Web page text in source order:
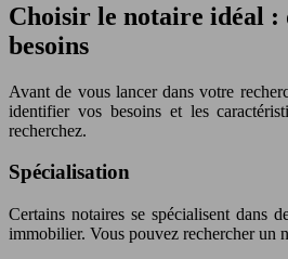
Choisir le notaire idéal :
besoins
Avant de vous lancer dans votre
identifier vos besoins et les
recherchez.
Spécialisation
Certains notaires se spécialisent dans
immobilier. Vous pouvez rechercher un